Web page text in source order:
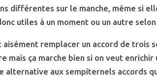
différentes sur le manche, même si
utiles à un moment ou un autre
aisément remplacer un accord de trois
mais ça marche bien si on veut enrichir
alternative aux sempiternels accords